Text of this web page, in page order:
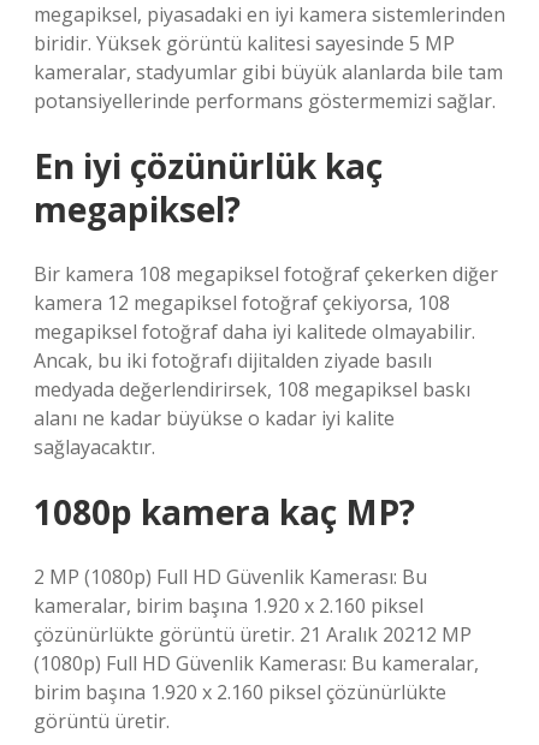
megapiksel, piyasadaki en iyi kamera sistemlerinden
biridir. Yüksek görüntü kalitesi sayesinde 5 MP
kameralar, stadyumlar gibi büyük alanlarda bile tam
potansiyellerinde performans göstermemizi sağlar.
En iyi çözünürlük kaç
megapiksel?
Bir kamera 108 megapiksel fotoğraf çekerken diğer
kamera 12 megapiksel fotoğraf çekiyorsa, 108
megapiksel fotoğraf daha iyi kalitede olmayabilir.
Ancak, bu iki fotoğrafı dijitalden ziyade basılı
medyada değerlendirirsek, 108 megapiksel baskı
alanı ne kadar büyükse o kadar iyi kalite
sağlayacaktır.
1080p kamera kaç MP?
2 MP (1080p) Full HD Güvenlik Kamerası: Bu
kameralar, birim başına 1.920 x 2.160 piksel
çözünürlükte görüntü üretir. 21 Aralık 20212 MP
(1080p) Full HD Güvenlik Kamerası: Bu kameralar,
birim başına 1.920 x 2.160 piksel çözünürlükte
görüntü üretir.